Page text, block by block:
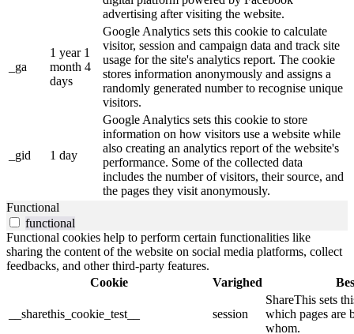
advertising after visiting the website.
_ga
1 year 1
month 4
days
Google Analytics sets this cookie to calculate
visitor, session and campaign data and track site
usage for the site's analytics report. The cookie
stores information anonymously and assigns a
randomly generated number to recognise unique
visitors.
_gid 1 day
Google Analytics sets this cookie to store
information on how visitors use a website while
also creating an analytics report of the website's
performance. Some of the collected data
includes the number of visitors, their source, and
the pages they visit anonymously.
Functional
functional
Functional cookies help to perform certain functionalities like
sharing the content of the website on social media platforms, collect
feedbacks, and other third-party features.
Cookie
Varighed
__sharethis_cookie_test__ session
ShareThis sets
which pages are
whom.